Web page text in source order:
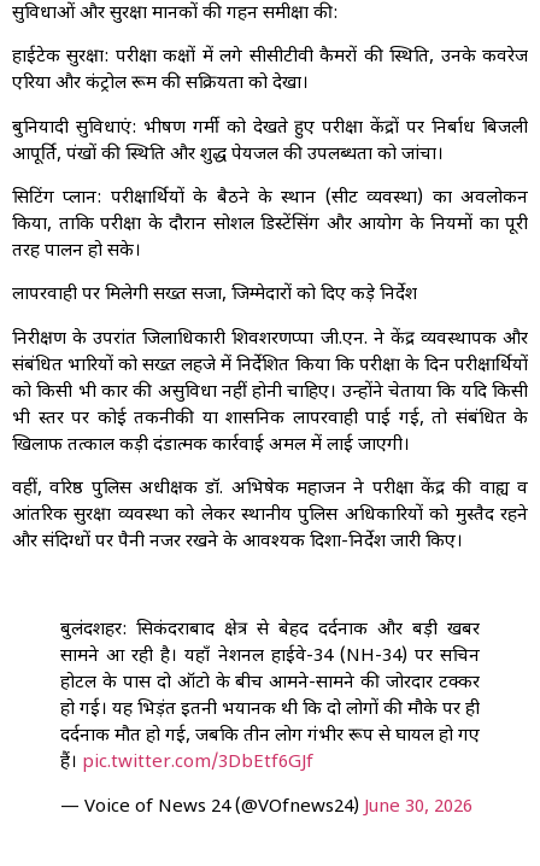
सुविधाओं और सुरक्षा मानकों की गहन समीक्षा की:
हाईटेक सुरक्षा: परीक्षा कक्षों में लगे सीसीटीवी कैमरों की स्थिति, उनके कवरेज
एरिया और कंट्रोल रूम की सक्रियता को देखा।
बुनियादी सुविधाएं: भीषण गर्मी को देखते हुए परीक्षा केंद्रों पर निर्बाध बिजली
आपूर्ति, पंखों की स्थिति और शुद्ध पेयजल की उपलब्धता को जांचा।
सिटिंग प्लान: परीक्षार्थियों के बैठने के स्थान (सीट व्यवस्था) का अवलोकन
किया, ताकि परीक्षा के दौरान सोशल डिस्टेंसिंग और आयोग के नियमों का पूरी
तरह पालन हो सके।
लापरवाही पर मिलेगी सख्त सजा, जिम्मेदारों को दिए कड़े निर्देश
निरीक्षण के उपरांत जिलाधिकारी शिवशरणप्पा जी.एन. ने केंद्र व्यवस्थापक और
संबंधित प्रभारियों को सख्त लहजे में निर्देशित किया कि परीक्षा के दिन परीक्षार्थियों
को किसी भी प्रकार की असुविधा नहीं होनी चाहिए। उन्होंने चेताया कि यदि किसी
भी स्तर पर कोई तकनीकी या प्रशासनिक लापरवाही पाई गई, तो संबंधित के
खिलाफ तत्काल कड़ी दंडात्मक कार्रवाई अमल में लाई जाएगी।
वहीं, वरिष्ठ पुलिस अधीक्षक डॉ. अभिषेक महाजन ने परीक्षा केंद्र की वाह्य व
आंतरिक सुरक्षा व्यवस्था को लेकर स्थानीय पुलिस अधिकारियों को मुस्तैद रहने
और संदिग्धों पर पैनी नजर रखने के आवश्यक दिशा-निर्देश जारी किए।
बुलंदशहर: सिकंदराबाद क्षेत्र से बेहद दर्दनाक और बड़ी खबर
सामने आ रही है। यहाँ नेशनल हाईवे-34 (NH-34) पर सचिन
होटल के पास दो ऑटो के बीच आमने-सामने की जोरदार टक्कर
हो गई। यह भिड़ंत इतनी भयानक थी कि दो लोगों की मौके पर ही
दर्दनाक मौत हो गई, जबकि तीन लोग गंभीर रूप से घायल हो गए
हैं। pic.twitter.com/3DbEtf6GJf
— Voice of News 24 (@VOfnews24) June 30, 2026